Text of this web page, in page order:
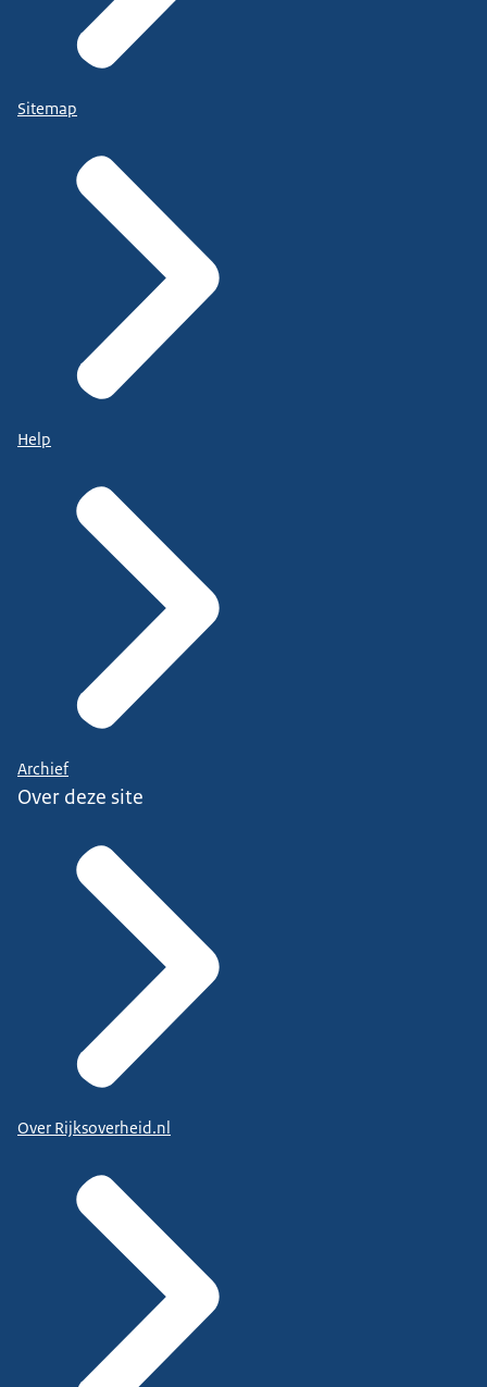
Sitemap
Help
Archief
Over deze site
Over Rijksoverheid.nl